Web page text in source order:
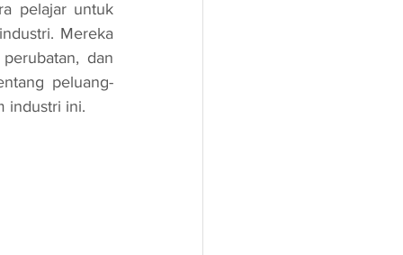
Mereka
dan
peluang-
industri ini.